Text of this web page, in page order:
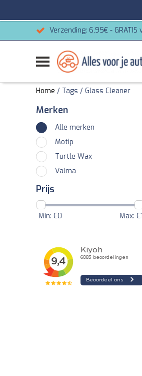
Verzending: 6,95€ -
Home / Tags / Glass Cleaner
Merken
Alle merken
Motip
Turtle Wax
Valma
Prijs
Min: €0 Max: €